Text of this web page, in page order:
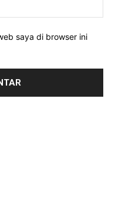
saya di browser ini